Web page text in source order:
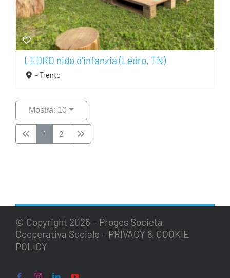
LEDRO nido d'infanzia (Ledro, TN)
- Trento
Mostra: 10
1 2
© Copyright 2026 – Proges Società
Cooperativa Sociale – PRIVACY & COOKIE
POLICY